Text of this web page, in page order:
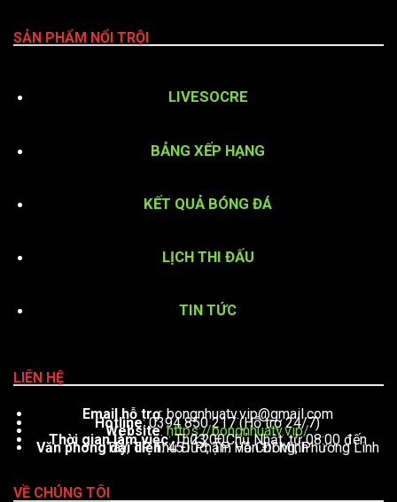
SẢN PHẨM NỔI TRỘI
LIVESOCRE
BẢNG XẾP HẠNG
KẾT QUẢ BÓNG ĐÁ
LỊCH THI ĐẤU
TIN TỨC
LIÊN HỆ
Email hỗ trợ:bongnhuatv.vip@gmail.com
Hotline: 0394 850 217 (Hỗ trợ 24/7)
Website:https://bongnhuatv.vip/
Thời gian làm việc : Thứ 2 – Chủ Nhật, từ 08:00 đến 23:00
Văn phòng đại diện: 451 Phạm Văn Đồng, Phường Linh Tây, TP. Thủ Đức, TP. Hồ Chí Minh
VỀ CHÚNG TÔI